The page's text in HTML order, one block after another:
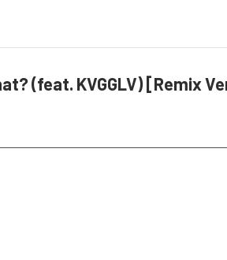
(feat. KVGGLV) [Remix